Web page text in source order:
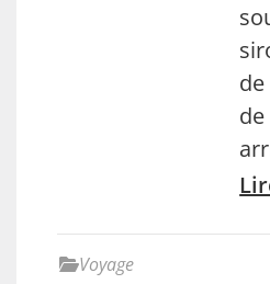
Voyage